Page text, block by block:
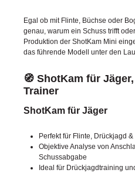
Egal ob mit Flinte, Büchse oder
genau, warum ein Schuss trifft
Produktion der ShotKam Mini
das führende Modell unter den
🧭 ShotKam für
Trainer
ShotKam für Jäger
Perfekt für Flinte, Drückjagd
Objektive Analyse von
Schussabgabe
Ideal für Drückjagdtraining